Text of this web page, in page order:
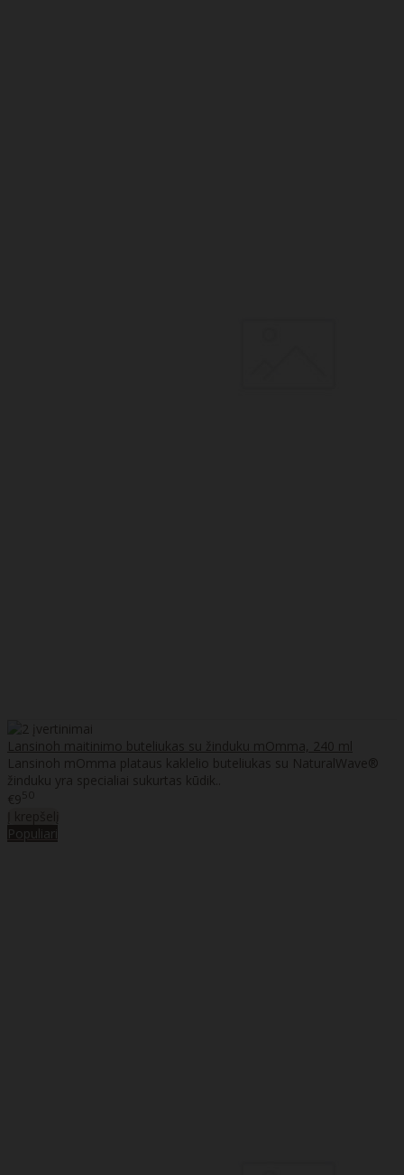
Lansinoh maitinimo buteliukas su žinduku mOmma, 240 ml
Lansinoh mOmma plataus kaklelio buteliukas su NaturalWave®
žinduku yra specialiai sukurtas kūdik..
€950
Populiari